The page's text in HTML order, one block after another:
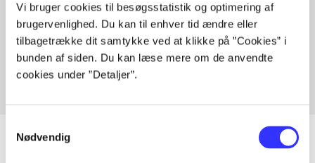
Vi bruger cookies til besøgsstatistik og optimering af
brugervenlighed. Du kan til enhver tid ændre eller
tilbagetrække dit samtykke ved at klikke på ”Cookies” i
bunden af siden. Du kan læse mere om de anvendte
cookies under ”Detaljer”.
Nødvendig
Artikler med samme emner
Fra